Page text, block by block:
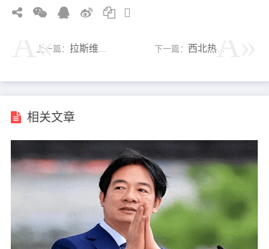
上一篇： 拉斯维加斯在干旱中把经济增长与保护联系起来 下一篇： 西北热浪：志愿者为弱势群体取水
相关文章